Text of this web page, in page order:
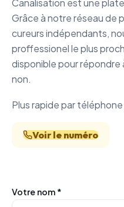
Grâce à notre réseau de
cureurs indépendants,
proffessionel le plus
disponible pour répondre
non.
Plus rapide par téléphone
Voir le numéro
Votre nom *